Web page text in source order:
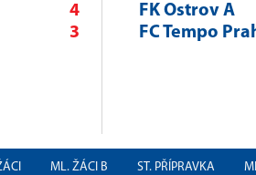
4
3
FK Ostrov A
FC Tempo
ML. ŽÁCI B ST. PŘÍPRAVKA